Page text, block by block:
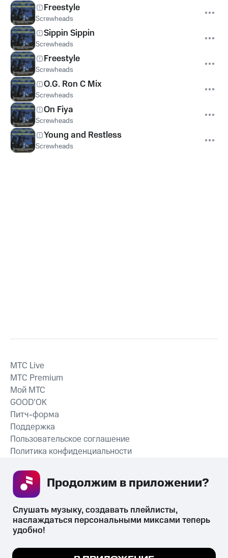
Freestyle
Screwheads
Sippin Sippin
Screwheads
Freestyle
Screwheads
O.G. Ron C Mix
Screwheads
On Fiya
Screwheads
Young and Restless
Screwheads
СКАЧАТЬ ПРИЛОЖЕНИЕ
MTС Live
MTС Premium
Мой МТС
GOOD’OK
Питч-форма
Поддержка
Пользовательское соглашение
Политика конфиденциальности
психотропных веществ, их аналогов причиняет вред здоровью,
Мы используем куки, чтобы на сайте все
Слушать музыку, создавать плейлисты,
наслаждаться персональными миксами теперь
удобно!